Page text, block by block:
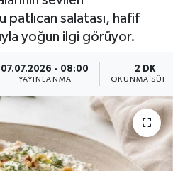
salatası, hafif
yoğun ilgi görüyor.
07.07.2026 - 08:00
YAYINLANMA
2 DK
OKUNMA